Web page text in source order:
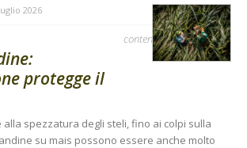
2026
contenuto sponsorizzato
protegge il
spezzatura degli steli, fino ai colpi sulla
su mais possono essere anche molto